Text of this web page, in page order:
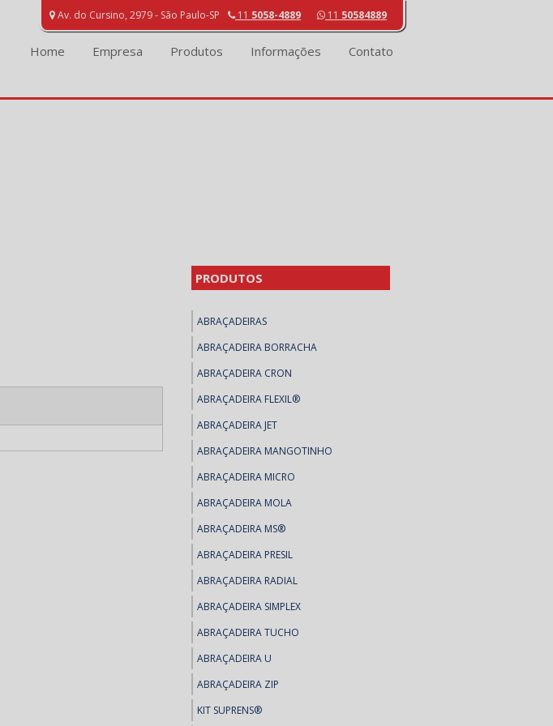
Av. do Cursino, 2979 - São Paulo-SP 11 50584889
11 5058-4889
Home Empresa Produtos Informações Contato
PRODUTOS
ABRAÇADEIRAS
ABRAÇADEIRA BORRACHA
ABRAÇADEIRA CRON
ABRAÇADEIRA FLEXIL®
ABRAÇADEIRA JET
ABRAÇADEIRA MANGOTINHO
ABRAÇADEIRA MICRO
ABRAÇADEIRA MOLA
ABRAÇADEIRA MS®
ABRAÇADEIRA PRESIL
ABRAÇADEIRA RADIAL
ABRAÇADEIRA SIMPLEX
ABRAÇADEIRA TUCHO
ABRAÇADEIRA U
ABRAÇADEIRA ZIP
KIT SUPRENS®